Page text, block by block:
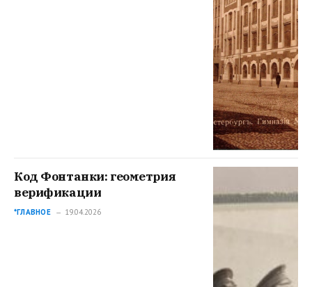
Код Фонтанки: геометрия
верификации
*ГЛАВНОЕ 19.04.2026